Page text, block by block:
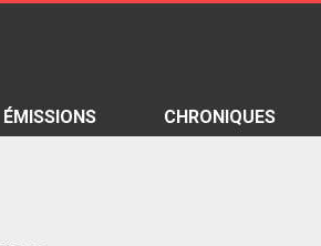
ÉMISSIONS CHRONIQUES